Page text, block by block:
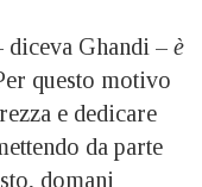
diceva Ghandi – è
questo motivo
e dedicare
da parte
domani